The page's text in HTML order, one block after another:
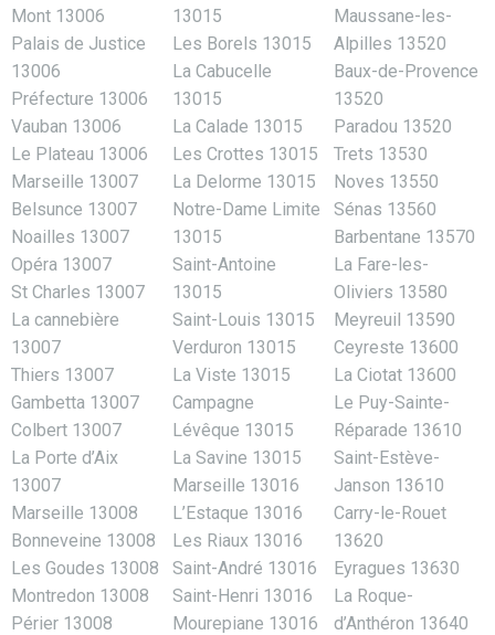
Mont 13006
Palais de Justice
13006
Préfecture 13006
Vauban 13006
Le Plateau 13006
Marseille 13007
Belsunce 13007
Noailles 13007
Opéra 13007
St Charles 13007
La cannebière
13007
Thiers 13007
Gambetta 13007
Colbert 13007
La Porte d’Aix
13007
Marseille 13008
Bonneveine 13008
Les Goudes 13008
Montredon 13008
Périer 13008
13015
Les Borels 13015
La Cabucelle
13015
La Calade 13015
Les Crottes 13015
La Delorme 13015
Notre-Dame Limite
13015
Saint-Antoine
13015
Saint-Louis 13015
Verduron 13015
La Viste 13015
Campagne
Lévêque 13015
La Savine 13015
Marseille 13016
L’Estaque 13016
Les Riaux 13016
Saint-André 13016
Saint-Henri 13016
Mourepiane 13016
Maussane-les-
Alpilles 13520
Baux-de-Provence
13520
Paradou 13520
Trets 13530
Noves 13550
Sénas 13560
Barbentane 13570
La Fare-les-
Oliviers 13580
Meyreuil 13590
Ceyreste 13600
La Ciotat 13600
Le Puy-Sainte-
Réparade 13610
Saint-Estève-
Janson 13610
Carry-le-Rouet
13620
Eyragues 13630
La Roque-
d’Anthéron 13640